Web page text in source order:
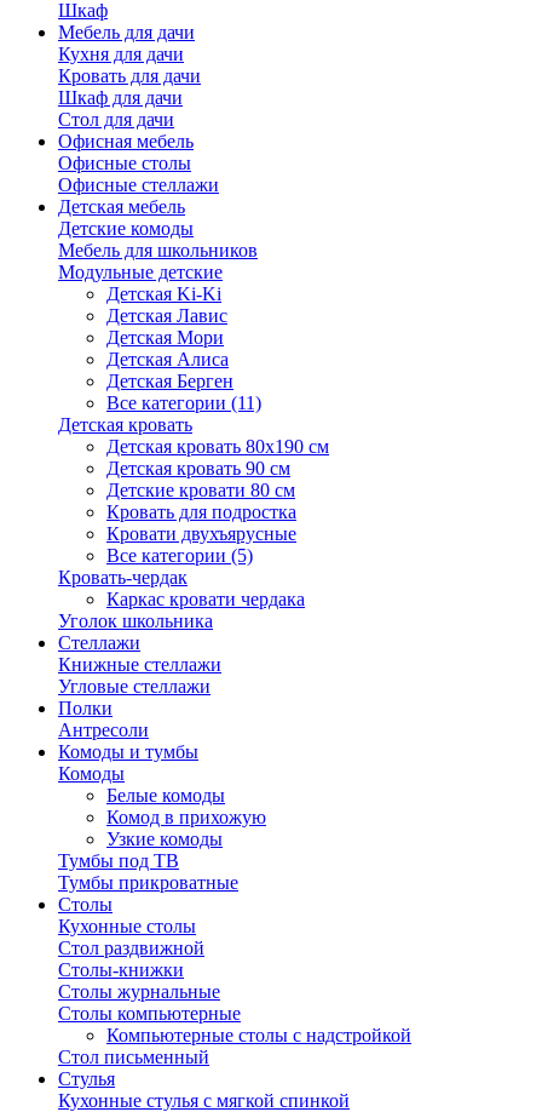
Шкаф
Мебель для дачи
Кухня для дачи
Кровать для дачи
Шкаф для дачи
Стол для дачи
Офисная мебель
Офисные столы
Офисные стеллажи
Детская мебель
Детские комоды
Мебель для школьников
Модульные детские
Детская Ki-Ki
Детская Лавис
Детская Мори
Детская Алиса
Детская Берген
Все категории (11)
Детская кровать
Детская кровать 80х190 см
Детская кровать 90 см
Детские кровати 80 см
Кровать для подростка
Кровати двухъярусные
Все категории (5)
Кровать-чердак
Каркас кровати чердака
Уголок школьника
Стеллажи
Книжные стеллажи
Угловые стеллажи
Полки
Антресоли
Комоды и тумбы
Комоды
Белые комоды
Комод в прихожую
Узкие комоды
Тумбы под ТВ
Тумбы прикроватные
Столы
Кухонные столы
Стол раздвижной
Столы-книжки
Столы журнальные
Столы компьютерные
Компьютерные столы с надстройкой
Стол письменный
Стулья
Кухонные стулья с мягкой спинкой